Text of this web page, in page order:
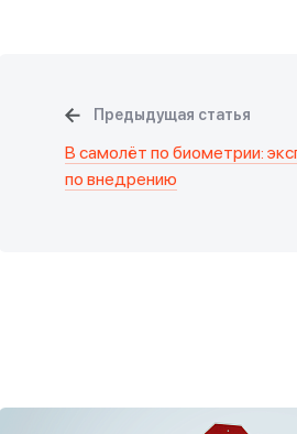
Предыдущая статья
В самолёт по биометрии:
по внедрению